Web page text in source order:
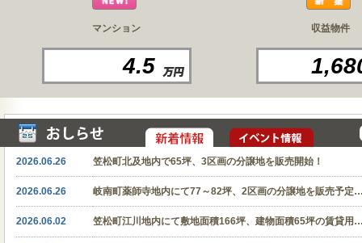
マンション
4.5
収益物件
2026.06.26 笠松町北及地内で65坪、3区画の分譲地を販売開始！
2026.06.26 岐南町薬師寺地内にて77～82坪、2区画の分譲地を販売予定
2026.06.02 笠松町江川地内にて敷地面積166坪、建物面積65坪の賃貸用